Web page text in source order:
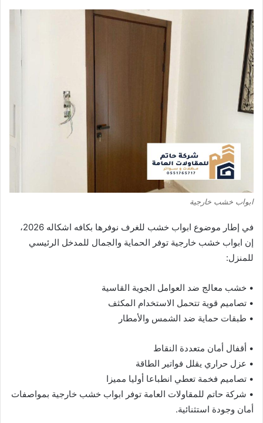
ابواب خشب خارجية
في إطار موضوع ابواب خشب للغرف نوفرها بكافه اشكاله 2026،
إن ابواب خشب خارجية توفر الحماية والجمال للمدخل الرئيسي
للمنزل:
• خشب معالج ضد العوامل الجوية القاسية
• تصاميم قوية تتحمل الاستخدام المكثف
• طبقات حماية ضد الشمس والأمطار
• أقفال أمان متعددة النقاط
• عزل حراري يقلل فواتير الطاقة
• تصاميم فخمة تعطي انطباعا أوليا مميزا
• شركة حاتم للمقاولات العامة توفر ابواب خشب خارجية بمواصفات
أمان وجودة استثنائية.